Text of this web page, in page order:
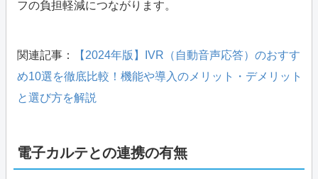
フの負担軽減につながります。
関連記事：
【2024年版】IVR（自動音声応答）のおすす
め10選を徹底比較！機能や導入のメリット・デメリット
と選び方を解説
電子カルテとの連携の有無